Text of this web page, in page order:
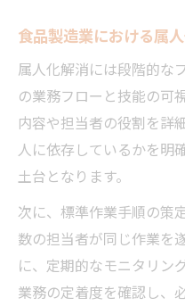
食品製造業における属
属人化解消には段階的な
の業務フローと技能の可
内容や担当者の役割を詳
人に依存しているかを明
土台となります。
次に、標準作業手順の策
数の担当者が同じ作業を
に、定期的なモニタリン
業務の定着度を確認し、